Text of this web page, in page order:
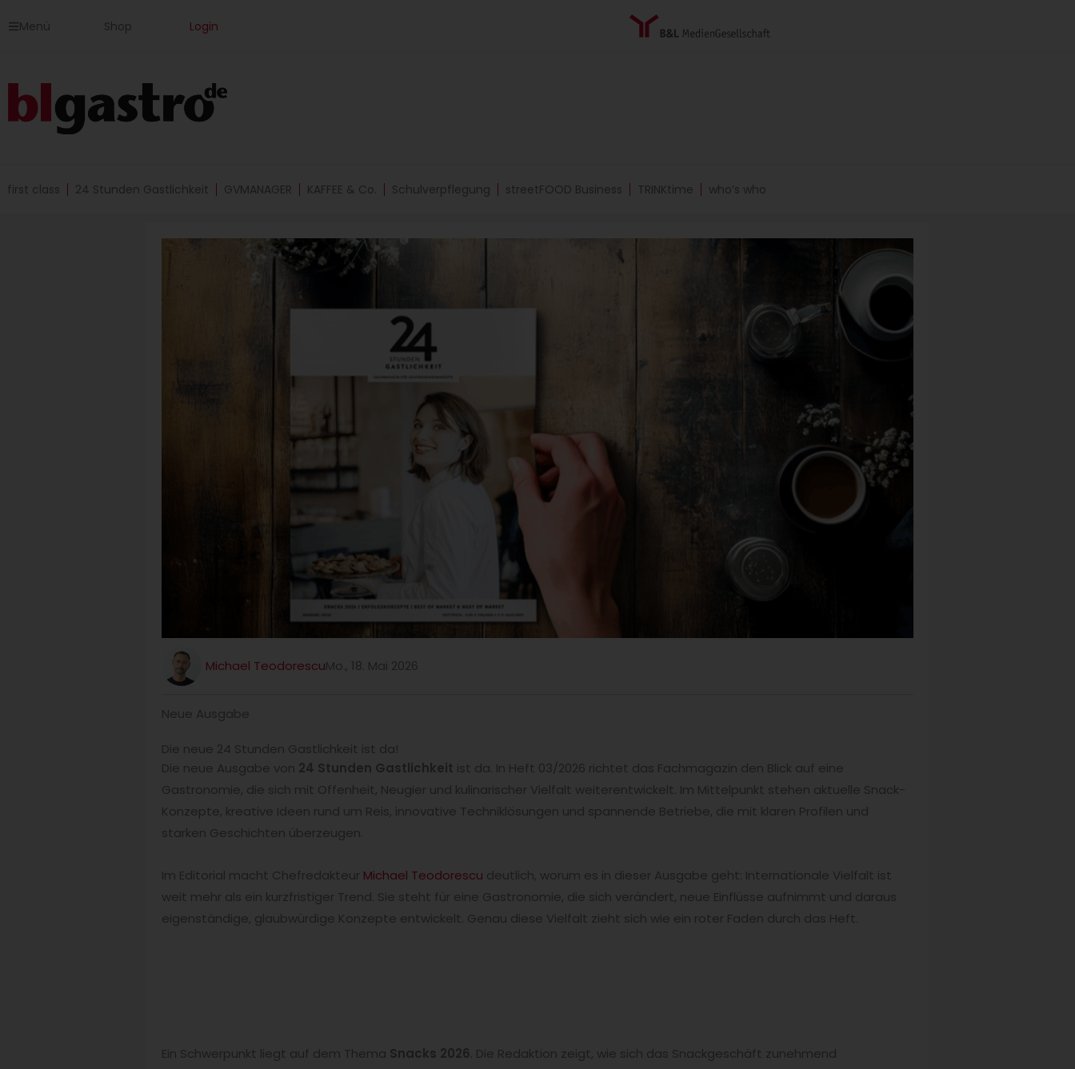
InhaltMenü Shop Login
first class 24 Stunden Gastlichkeit GVMANAGER KAFFEE & Co. Schulverpflegung streetFOOD Business TRINKtime who’s who
Michael TeodorescuMo., 18. Mai 2026
Neue Ausgabe
Die neue 24 Stunden Gastlichkeit ist da!
Die neue Ausgabe von 24 Stunden Gastlichkeit ist da. In Heft 03/2026 richtet das Fachmagazin den Blick auf eine
Gastronomie, die sich mit Offenheit, Neugier und kulinarischer Vielfalt weiterentwickelt. Im Mittelpunkt stehen aktuelle Snack-
Konzepte, kreative Ideen rund um Reis, innovative Techniklösungen und spannende Betriebe, die mit klaren Profilen und
starken Geschichten überzeugen.
Im Editorial macht Chefredakteur Michael Teodorescu deutlich, worum es in dieser Ausgabe geht: Internationale Vielfalt ist
weit mehr als ein kurzfristiger Trend. Sie steht für eine Gastronomie, die sich verändert, neue Einflüsse aufnimmt und daraus
eigenständige, glaubwürdige Konzepte entwickelt. Genau diese Vielfalt zieht sich wie ein roter Faden durch das Heft.
Ein Schwerpunkt liegt auf dem Thema Snacks 2026 . Die Redaktion zeigt, wie sich das Snackgeschäft zunehmend